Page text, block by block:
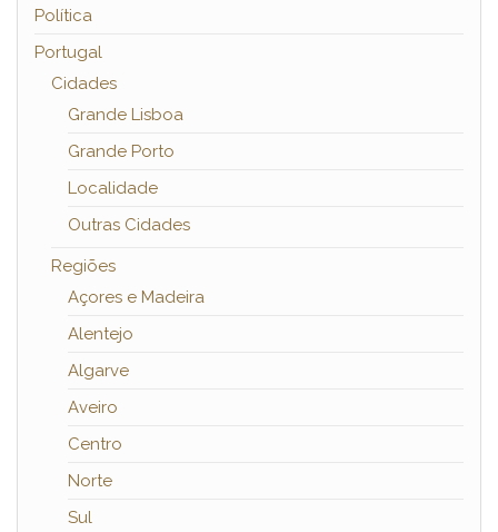
Política
Portugal
Cidades
Grande Lisboa
Grande Porto
Localidade
Outras Cidades
Regiões
Açores e Madeira
Alentejo
Algarve
Aveiro
Centro
Norte
Sul